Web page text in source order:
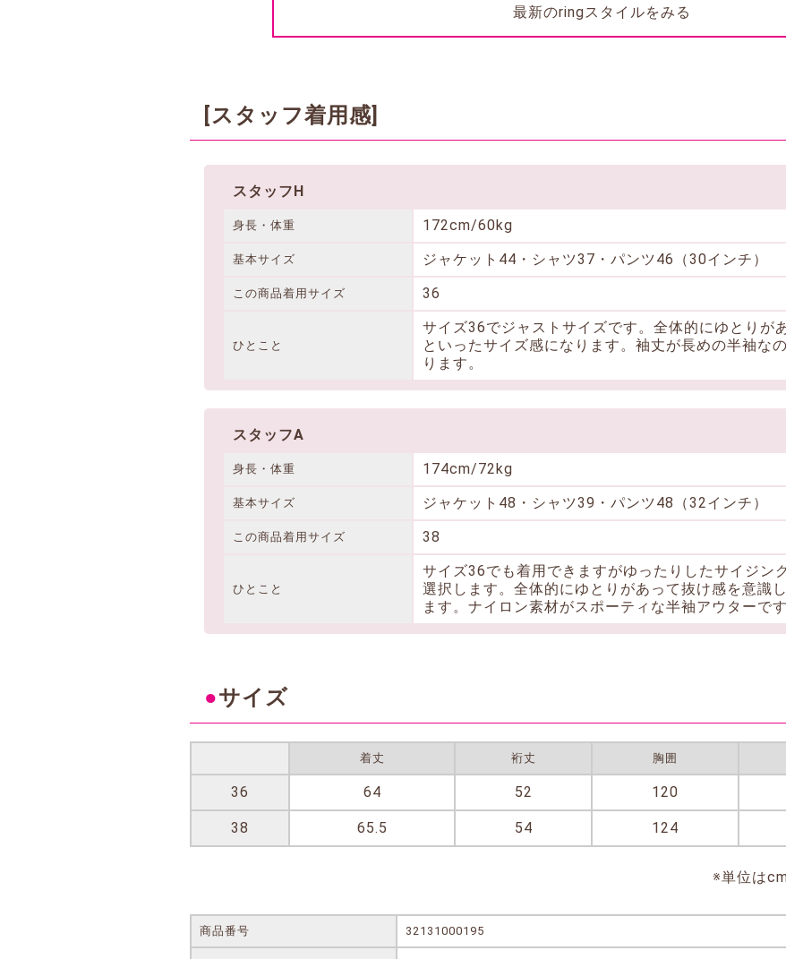
最新のringスタイルをみる
[スタッフ着用感]
スタッフH
身長・体重 172cm/60kg
基本サイズ ジャケット44・シャツ37・パンツ46（30インチ）
この商品着用サイズ 36
ひとこと
サイズ36でジャストサイズです。全体的にゆとりが
といったサイズ感になります。袖丈が長めの半袖な
ります。
スタッフA
身長・体重 174cm/72kg
基本サイズ ジャケット48・シャツ39・パンツ48（32インチ）
この商品着用サイズ 38
ひとこと
サイズ36でも着用できますがゆったりしたサイジン
選択します。全体的にゆとりがあって抜け感を意識
ます。ナイロン素材がスポーティな半袖アウターです
●サイズ
着丈 裄丈 胸囲
36 64 52 120
38 65.5 54 124
※単位は
商品番号 32131000195